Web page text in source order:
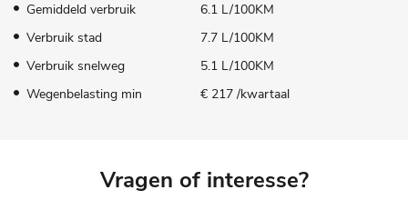
Gemiddeld verbruik
6.1 L/100KM
Verbruik stad
7.7 L/100KM
Verbruik snelweg
5.1 L/100KM
Wegenbelasting min
€ 217 /kwartaal
Vragen of interesse?